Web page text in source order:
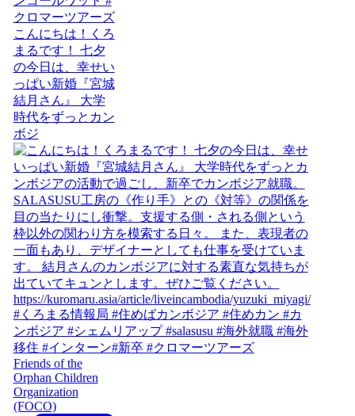
こんにちは！くろ
まるです！ 七夕
の今日は、幸せい
っぱい新婚『宮城
結月さん』 大学
時代をずっとカン
ボジ
Friends of the
Orphan Children
Organization
(FOCO)